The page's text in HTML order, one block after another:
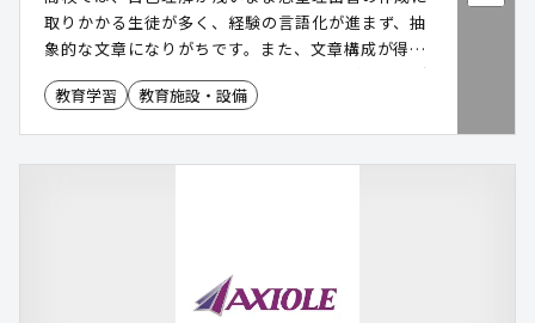
取りかかる生徒が多く、経験の言語化が進まず、抽
象的な文章になりがちです。また、文章構成が得意
な生徒、苦手な生徒によって初稿の質にばらつきが
生じ、指導に時間を要する課題があります。副担任
教育学習 教育施設・設備